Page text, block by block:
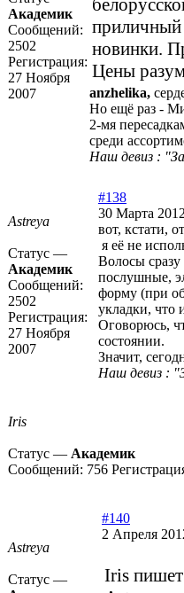
Академик
Сообщений:
2502
Регистрация:
27 Ноября
2007
приличный
новинки.
Цены
anzhelika,
Но ещё раз -
2-мя
среди
Наш девиз :
Astreya
Статус —
Академик
Сообщений:
2502
Регистрация:
27 Ноября
2007
#138
30 Марта
вот, кстати,
я её не
Волосы
послушные,
форму (при
укладки, что
Оговорюсь,
состоянии.
Значит,
Наш девиз :
Iris
Статус — Академик
Сообщений: 756
Astreya
Статус —
#140
2 Апреля
Iris